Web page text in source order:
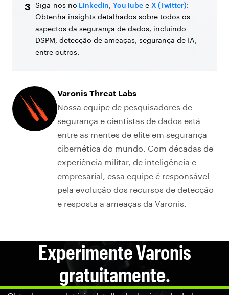
3 Siga-nos no LinkedIn, YouTube e X (Twitter):
Obtenha insights detalhados sobre todos os
aspectos da segurança de dados, incluindo
DSPM, detecção de ameaças, segurança de IA,
entre outros.
Varonis Threat Labs
Nossa equipe de pesquisadores de
segurança e cientistas de dados está
entre as mentes de elite em segurança
cibernética do mundo. Com décadas de
experiência militar, de inteligência e
empresarial, essa equipe é responsável
pela evolução dos recursos de detecção
e resposta a ameaças da Varonis.
Experimente Varonis
gratuitamente.